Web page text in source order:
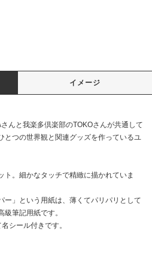
イメージ
んと我楽多倶楽部のTOKOさんが共通して
とつの世界観と関連グッズを作っているユ
ト。細かなタッチで精緻に描かれていま
ー」という用紙は、薄くてパリパリとして
筆記用紙です。
シール付きです。